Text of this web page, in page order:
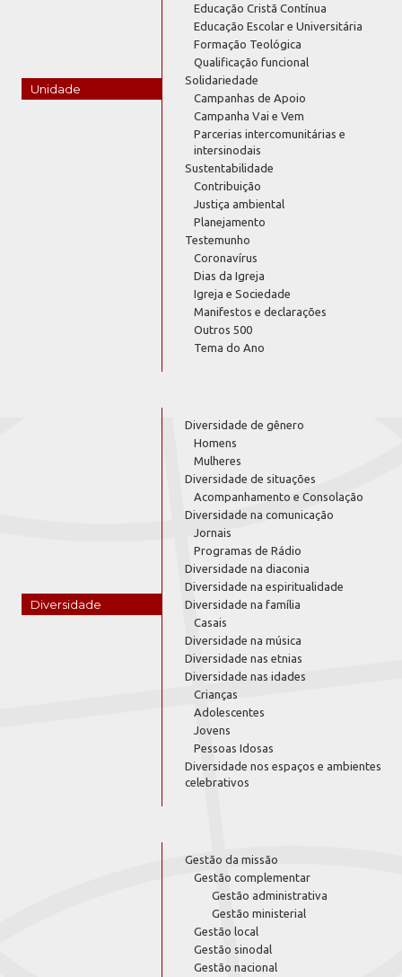
Unidade
Educação Cristã Contínua
Educação Escolar e Universitária
Formação Teológica
Qualificação funcional
Solidariedade
Campanhas de Apoio
Campanha Vai e Vem
Parcerias intercomunitárias e
intersinodais
Sustentabilidade
Contribuição
Justiça ambiental
Planejamento
Testemunho
Coronavírus
Dias da Igreja
Igreja e Sociedade
Manifestos e declarações
Outros 500
Tema do Ano
Diversidade
Diversidade de gênero
Homens
Mulheres
Diversidade de situações
Acompanhamento e Consolação
Diversidade na comunicação
Jornais
Programas de Rádio
Diversidade na diaconia
Diversidade na espiritualidade
Diversidade na família
Casais
Diversidade na música
Diversidade nas etnias
Diversidade nas idades
Crianças
Adolescentes
Jovens
Pessoas Idosas
Diversidade nos espaços e ambientes
celebrativos
Gestão da missão
Gestão complementar
Gestão administrativa
Gestão ministerial
Gestão local
Gestão sinodal
Gestão nacional